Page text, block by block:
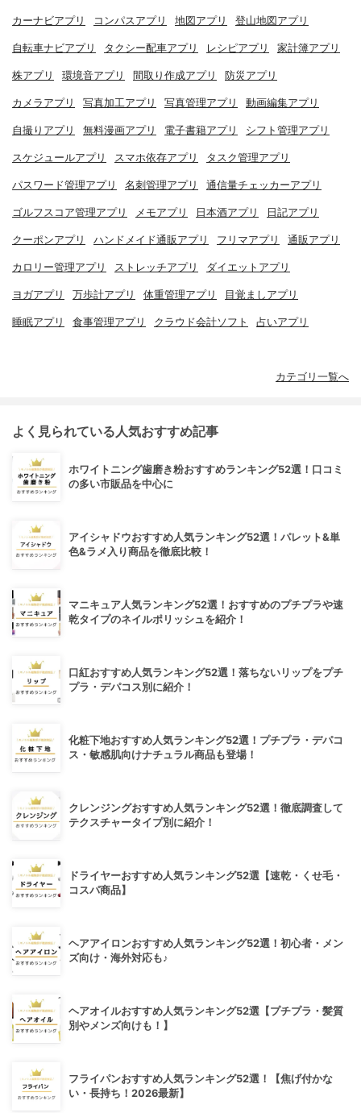
カーナビアプリ コンパスアプリ 地図アプリ 登山地図アプリ
自転車ナビアプリ タクシー配車アプリ レシピアプリ 家計簿アプリ
株アプリ 環境音アプリ 間取り作成アプリ 防災アプリ
カメラアプリ 写真加工アプリ 写真管理アプリ 動画編集アプリ
自撮りアプリ 無料漫画アプリ 電子書籍アプリ シフト管理アプリ
スケジュールアプリ スマホ依存アプリ タスク管理アプリ
パスワード管理アプリ 名刺管理アプリ 通信量チェッカーアプリ
ゴルフスコア管理アプリ メモアプリ 日本酒アプリ 日記アプリ
クーポンアプリ ハンドメイド通販アプリ フリマアプリ 通販アプリ
カロリー管理アプリ ストレッチアプリ ダイエットアプリ
ヨガアプリ 万歩計アプリ 体重管理アプリ 目覚ましアプリ
睡眠アプリ 食事管理アプリ クラウド会計ソフト 占いアプリ
カテゴリ一覧へ
よく見られている人気おすすめ記事
ホワイトニング歯磨き粉おすすめランキング52選！口コミ
の多い市販品を中心に
アイシャドウおすすめ人気ランキング52選！パレット&単
色&ラメ入り商品を徹底比較！
マニキュア人気ランキング52選！おすすめのプチプラや速
乾タイプのネイルポリッシュを紹介！
口紅おすすめ人気ランキング52選！落ちないリップをプチ
プラ・デパコス別に紹介！
化粧下地おすすめ人気ランキング52選！プチプラ・デパコ
ス・敏感肌向けナチュラル商品も登場！
クレンジングおすすめ人気ランキング52選！徹底調査して
テクスチャータイプ別に紹介！
ドライヤーおすすめ人気ランキング52選【速乾・くせ毛・
コスパ商品】
ヘアアイロンおすすめ人気ランキング52選！初心者・メン
ズ向け・海外対応も♪
ヘアオイルおすすめ人気ランキング52選【プチプラ・髪質
別やメンズ向けも！】
フライパンおすすめ人気ランキング52選！【焦げ付かな
い・長持ち！2026最新】